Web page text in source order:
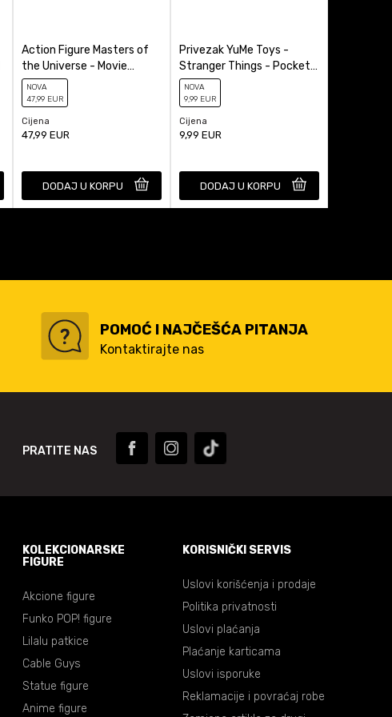
Action Figure Masters of
the Universe - Movie
Chronicles - He-Man
NOVA
47,99 EUR
Cijena
47,99 EUR
DODAJ U KORPU
Privezak YuMe Toys -
Stranger Things - Pocket
Hero - Blind Box
NOVA
9,99 EUR
Cijena
9,99 EUR
DODAJ U KORPU
POMOĆ I NAJČEŠĆA PITANJA
Kontaktirajte nas
PRATITE NAS
KOLEKCIONARSKE
FIGURE
Akcione figure
Funko POP! figure
Lilalu patkice
Cable Guys
Statue figure
Anime figure
KORISNIČKI SERVIS
Uslovi korišćenja i prodaje
Politika privatnosti
Uslovi plaćanja
Plaćanje karticama
Uslovi isporuke
Reklamacije i povraćaj robe